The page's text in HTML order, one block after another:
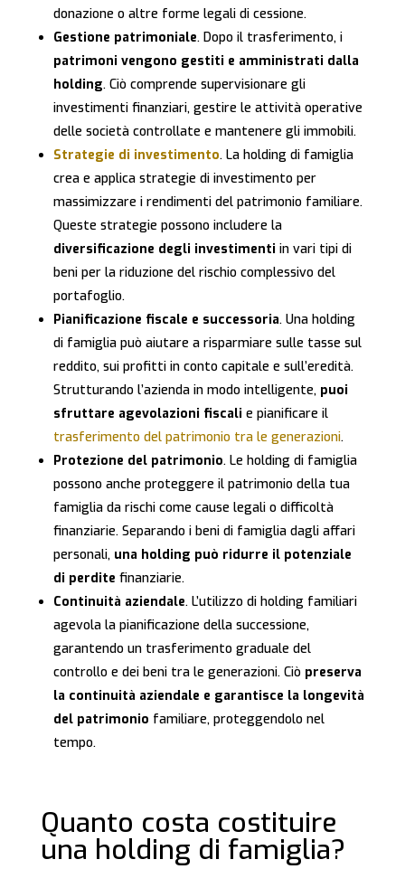
donazione o altre forme legali di cessione.
Gestione patrimoniale. Dopo il trasferimento, i
patrimoni vengono gestiti e amministrati dalla
holding. Ciò comprende supervisionare gli
investimenti finanziari, gestire le attività operative
delle società controllate e mantenere gli immobili.
Strategie di investimento. La holding di famiglia
crea e applica strategie di investimento per
massimizzare i rendimenti del patrimonio familiare.
Queste strategie possono includere la
diversificazione degli investimenti in vari tipi di
beni per la riduzione del rischio complessivo del
portafoglio.
Pianificazione fiscale e successoria. Una holding
di famiglia può aiutare a risparmiare sulle tasse sul
reddito, sui profitti in conto capitale e sull’eredità.
Strutturando l’azienda in modo intelligente,puoi
sfruttare agevolazioni fiscali e pianificare il
trasferimento del patrimonio tra le generazioni.
Protezione del patrimonio. Le holding di famiglia
possono anche proteggere il patrimonio della tua
famiglia da rischi come cause legali o difficoltà
finanziarie. Separando i beni di famiglia dagli affari
personali,una holding può ridurre il potenziale
di perdite finanziarie.
Continuità aziendale. L’utilizzo di holding familiari
agevola la pianificazione della successione,
garantendo un trasferimento graduale del
controllo e dei beni tra le generazioni. Ciò preserva
la continuità aziendale e garantisce la longevità
del patrimonio familiare, proteggendolo nel
tempo.
Quanto costa costituire
una holding di famiglia?